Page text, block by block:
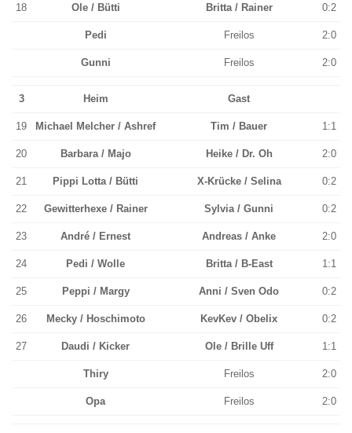
18 Ole / Bütti Britta / Rainer 0:2
Pedi Freilos 2:0
Gunni Freilos 2:0
3 Heim Gast
19 Michael Melcher / Ashref Tim / Bauer 1:1
20 Barbara / Majo Heike / Dr. Oh 2:0
21 Pippi Lotta / Bütti X-Krücke / Selina 0:2
22 Gewitterhexe / Rainer Sylvia / Gunni 0:2
23 André / Ernest Andreas / Anke 2:0
24 Pedi / Wolle Britta / B-East 1:1
25 Peppi / Margy Anni / Sven Odo 0:2
26 Mecky / Hoschimoto KevKev / Obelix 0:2
27 Daudi / Kicker Ole / Brille Uff 1:1
Thiry Freilos 2:0
Opa Freilos 2:0